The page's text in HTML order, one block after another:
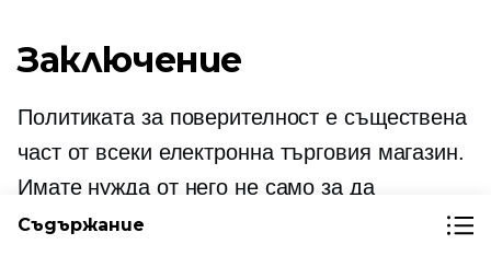
Заключение
Политиката за поверителност е съществена
част от всеки електронна търговия магазин.
Имате нужда от него не само за да
успокоите клиентите, но и за да отговаряте
Съдържание